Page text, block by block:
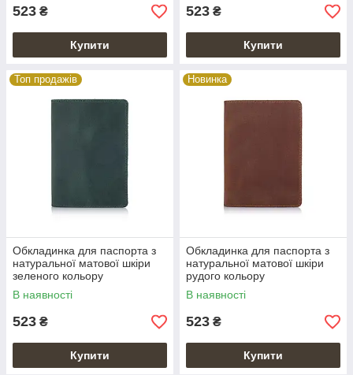
523 ₴
Купити
523 ₴
Купити
Топ продажів
Обкладинка для паспорта з
натуральної матової шкіри
зеленого кольору
В наявності
523 ₴
Купити
Новинка
Обкладинка для паспорта з
натуральної матової шкіри
рудого кольору
В наявності
523 ₴
Купити